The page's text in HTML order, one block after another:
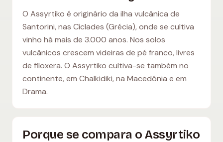
O Assyrtiko é originário da ilha vulcânica de
Santorini, nas Cíclades (Grécia), onde se cultiva
vinho há mais de 3.000 anos. Nos solos
vulcânicos crescem videiras de pé franco, livres
de filoxera. O Assyrtiko cultiva-se também no
continente, em Chalkidiki, na Macedónia e em
Drama.
Porque se compara o Assyrtiko